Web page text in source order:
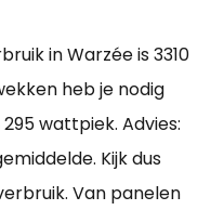
in Warzée is 3310
heb je nodig
wattpiek. Advies:
Kijk dus
Van panelen